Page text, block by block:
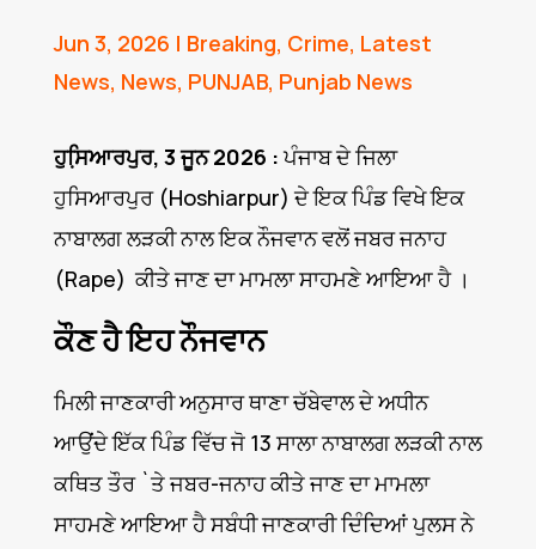
Jun 3, 2026 | Breaking, Crime, Latest
News, News, PUNJAB, Punjab News
ਹੁਸਿ਼ਆਰਪੁਰ, 3 ਜੂਨ 2026 :ਪੰਜਾਬ ਦੇ ਜਿਲਾ
ਹੁਸਿਆਰਪੁਰ (Hoshiarpur) ਦੇ ਇਕ ਪਿੰਡ ਵਿਖੇ ਇਕ
ਨਾਬਾਲਗ ਲੜਕੀ ਨਾਲ ਇਕ ਨੌਜਵਾਨ ਵਲੋਂ ਜਬਰ ਜਨਾਹ
(Rape) ਕੀਤੇ ਜਾਣ ਦਾ ਮਾਮਲਾ ਸਾਹਮਣੇ ਆਇਆ ਹੈ ।
ਕੌਣ ਹੈ ਇਹ ਨੌਜਵਾਨ
ਮਿਲੀ ਜਾਣਕਾਰੀ ਅਨੁਸਾਰ ਥਾਣਾ ਚੱਬੇਵਾਲ ਦੇ ਅਧੀਨ
ਆਉਂਦੇ ਇੱਕ ਪਿੰਡ ਵਿੱਚ ਜੋ 13 ਸਾਲਾ ਨਾਬਾਲਗ ਲੜਕੀ ਨਾਲ
ਕਥਿਤ ਤੌਰ `ਤੇ ਜਬਰ-ਜਨਾਹ ਕੀਤੇ ਜਾਣ ਦਾ ਮਾਮਲਾ
ਸਾਹਮਣੇ ਆਇਆ ਹੈ ਸਬੰਧੀ ਜਾਣਕਾਰੀ ਦਿੰਦਿਆਂ ਪੁਲਸ ਨੇ